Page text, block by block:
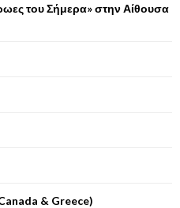
του Σήμερα» στην Αίθουσα
& Greece)